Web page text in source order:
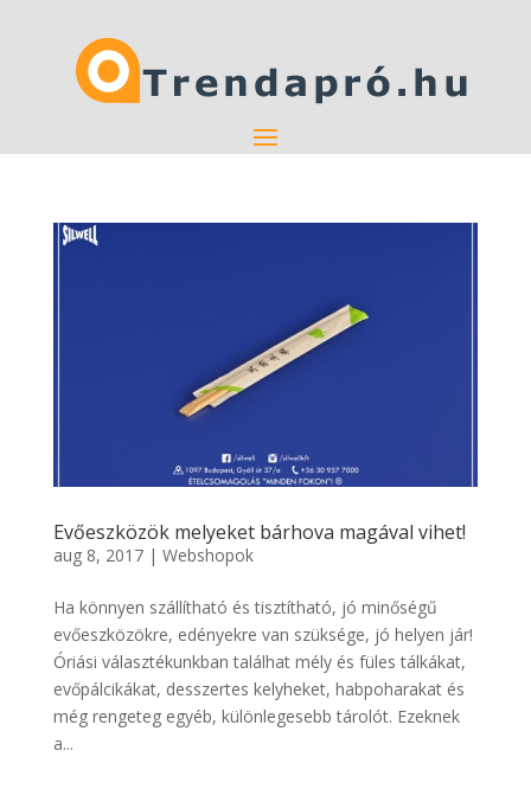
Evőeszközök melyeket bárhova magával vihet!
aug 8, 2017| Webshopok
Ha könnyen szállítható és tisztítható, jó minőségű
evőeszközökre, edényekre van szüksége, jó helyen jár!
Óriási választékunkban találhat mély és füles tálkákat,
evőpálcikákat, desszertes kelyheket, habpoharakat és
még rengeteg egyéb, különlegesebb tárolót. Ezeknek
a...